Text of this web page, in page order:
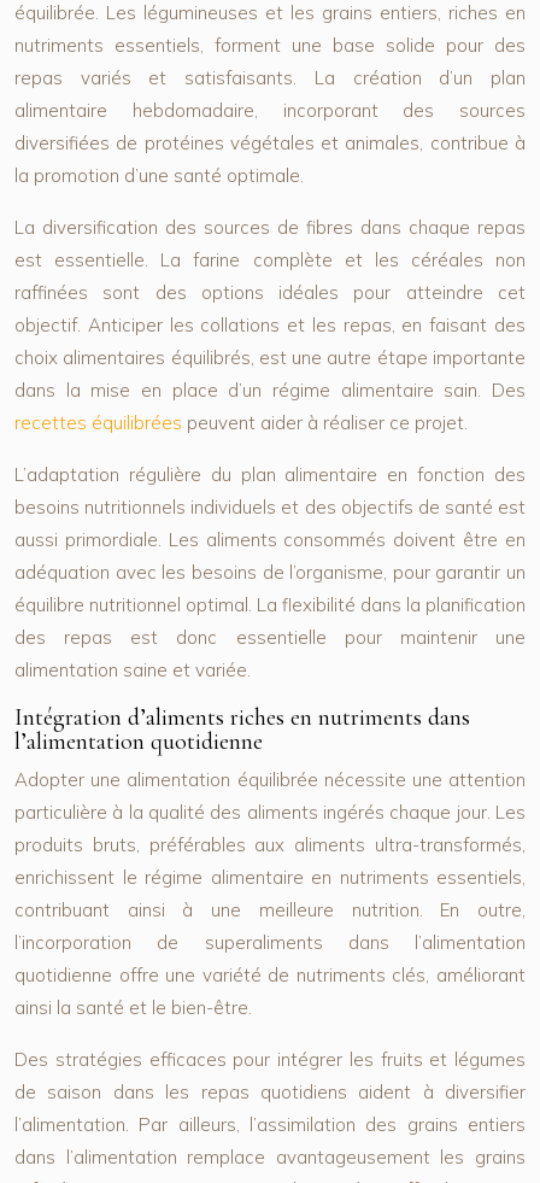
équilibrée. Les légumineuses et les grains entiers, riches en
nutriments essentiels, forment une base solide pour des
repas variés et satisfaisants. La création d’un plan
alimentaire hebdomadaire, incorporant des sources
diversifiées de protéines végétales et animales, contribue à
la promotion d’une santé optimale.
La diversification des sources de fibres dans chaque repas
est essentielle. La farine complète et les céréales non
raffinées sont des options idéales pour atteindre cet
objectif. Anticiper les collations et les repas, en faisant des
choix alimentaires équilibrés, est une autre étape importante
dans la mise en place d’un régime alimentaire sain. Des
recettes équilibrées peuvent aider à réaliser ce projet.
L’adaptation régulière du plan alimentaire en fonction des
besoins nutritionnels individuels et des objectifs de santé est
aussi primordiale. Les aliments consommés doivent être en
adéquation avec les besoins de l’organisme, pour garantir un
équilibre nutritionnel optimal. La flexibilité dans la planification
des repas est donc essentielle pour maintenir une
alimentation saine et variée.
Intégration d’aliments riches en nutriments dans
l’alimentation quotidienne
Adopter une alimentation équilibrée nécessite une attention
particulière à la qualité des aliments ingérés chaque jour. Les
produits bruts, préférables aux aliments ultra-transformés,
enrichissent le régime alimentaire en nutriments essentiels,
contribuant ainsi à une meilleure nutrition. En outre,
l’incorporation de superaliments dans l’alimentation
quotidienne offre une variété de nutriments clés, améliorant
ainsi la santé et le bien-être.
Des stratégies efficaces pour intégrer les fruits et légumes
de saison dans les repas quotidiens aident à diversifier
l’alimentation. Par ailleurs, l’assimilation des grains entiers
dans l’alimentation remplace avantageusement les grains